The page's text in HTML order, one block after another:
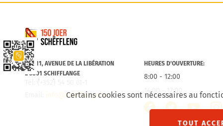
Lien vers la Schëfflenger CityApp
B.P. 11, AVENUE DE LA LIBÉRATION
L-3801 SCHIFFLANGE
info@schifflange.lu
HEURES D’OUVERTURE:
8:00 - 12:00
14:00 - 17:00
youtube
Certains cookies sont nécessaires au
TOUT